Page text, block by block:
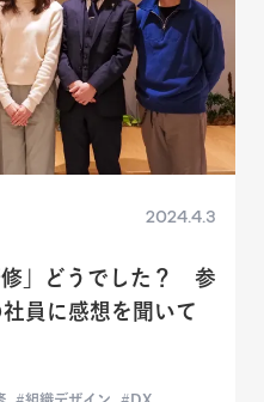
2024.4.3
修」どうでした？ 参
員に感想を聞いて